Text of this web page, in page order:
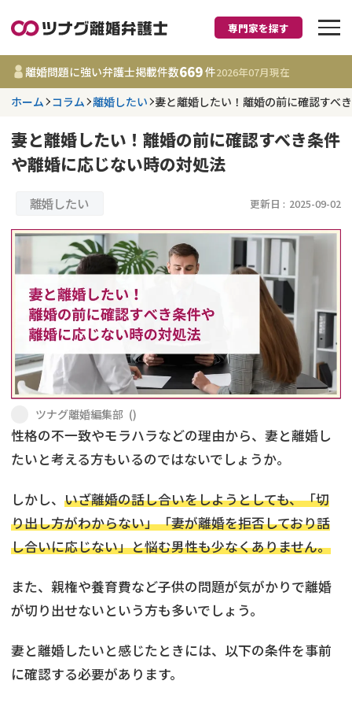
離婚に強い弁護士
都道府県を選択
事務所 669
件
更新日 :
離婚前相談
不貞・不倫慰謝料請求
内縁の夫婦
費用相場
養育費
慰謝料
国際離婚
DV
離婚の相談先
専門家を探す
離婚問題に強い弁護士掲載件数669件2026年07月現在
ホーム コラム 離婚したい 妻と離婚したい！離婚の前に確認すべ
妻と離婚したい！離婚の前に確認すべき条件
や離婚に応じない時の対処法
離婚したい 更新日 : 2025-09-02
ツナグ離婚編集部 ()
性格の不一致やモラハラなどの理由から、妻と離婚し
たいと考える方もいるのではないでしょうか。
しかし、 いざ離婚の話し合いをしようとしても、「切
り出し方がわからない」「妻が離婚を拒否しており話
し合いに応じない」と悩む男性も少なくありません。
また、親権や養育費など子供の問題が気がかりで離婚
が切り出せないという方も多いでしょう。
妻と離婚したいと感じたときには、以下の条件を事前
に確認する必要があります。